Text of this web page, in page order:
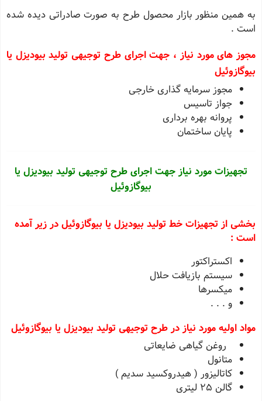
به همین منظور بازار محصول طرح به صورت صادراتی دیده شده
است .
مجوز های مورد نیاز ، جهت اجرای طرح توجیهی تولید بیودیزل یا
بیوگازوئیل
مجوز سرمايه گذاری خارجی
جواز تاسيس
پروانه بهره برداری
پايان ساختمان
تجهیزات مورد نیاز جهت اجرای طرح توجیهی تولید بیودیزل یا
بیوگازوئیل
بخشی از تجهیزات خط تولید بیودیزل یا بیوگازوئیل در زیر آمده
است :
اکستراکتور
سیستم بازیافت حلال
میکسرها
و . . .
مواد اولیه مورد نیاز در طرح توجیهی تولید بیودیزل یا بیوگازوئیل
روغن گیاهی ضایعاتی
متانول
کاتالیزور ( هیدروکسید سدیم )
گالن 25 لیتری